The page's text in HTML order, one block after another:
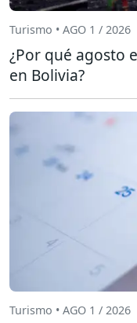
Turismo • AGO 1 / 2026
¿Por qué agosto
en Bolivia?
Turismo • AGO 1 / 2026